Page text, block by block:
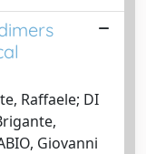
Raffaele; DI
Giovanni